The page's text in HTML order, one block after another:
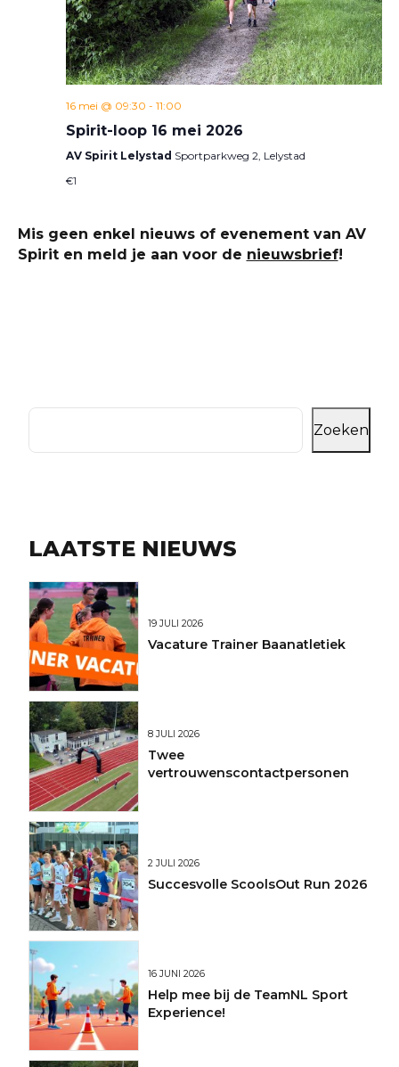
16 mei @ 09:30 - 11:00
Spirit-loop 16 mei 2026
AV Spirit Lelystad Sportparkweg 2, Lelystad
€1
Mis geen enkel nieuws of evenement van AV
Spirit en meld je aan voor de nieuwsbrief!
Zoeken
LAATSTE NIEUWS
19 JULI 2026
Vacature Trainer Baanatletiek
8 JULI 2026
Twee
vertrouwenscontactpersonen
2 JULI 2026
Succesvolle ScoolsOut Run 2026
16 JUNI 2026
Help mee bij de TeamNL Sport
Experience!